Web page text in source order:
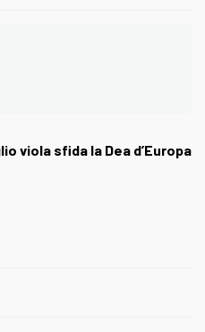
viola sfida la Dea d’Europa